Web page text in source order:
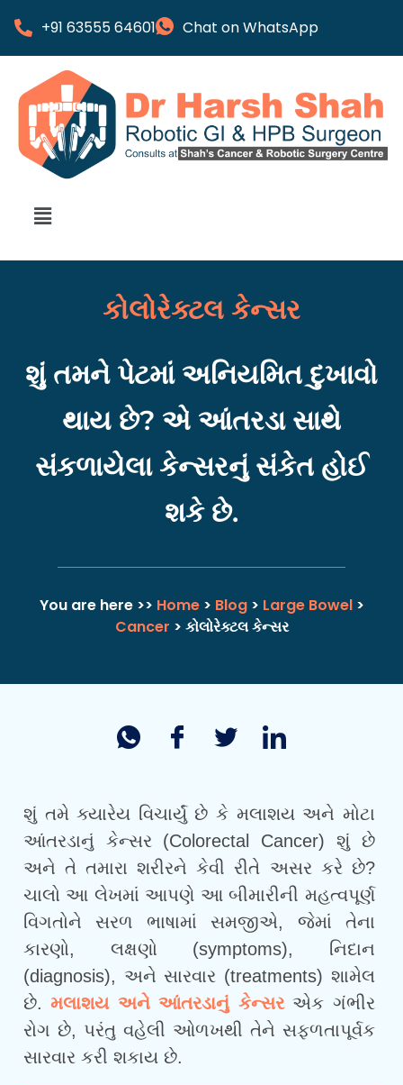
+91 63555 64601 Chat on WhatsApp
કોલોરેક્ટલ કેન્સર
શું તમને પેટમાં અનિયમિત દુખાવો
થાય છે? એ આંતરડા સાથે
સંકળાયેલા કેન્સરનું સંકેત હોઈ
શકે છે.
You are here >> Home> Blog> Large Bowel>
Cancer > કોલોરેક્ટલ કેન્સર
શું તમે ક્યારેય વિચાર્યું છે કે મલાશય અને મોટા
આંતરડાનું કેન્સર (Colorectal Cancer) શું છે
અને તે તમારા શરીરને કેવી રીતે અસર કરે છે?
ચાલો આ લેખમાં આપણે આ બીમારીની મહત્વપૂર્ણ
વિગતોને સરળ ભાષામાં સમજીએ, જેમાં તેના
કારણો, લક્ષણો (symptoms), નિદાન
(diagnosis), અને સારવાર (treatments) શામેલ
છે.મલાશય અને આંતરડાનું કેન્સરએક ગંભીર
રોગ છે, પરંતુ વહેલી ઓળખથી તેને સફળતાપૂર્વક
સારવાર કરી શકાય છે.